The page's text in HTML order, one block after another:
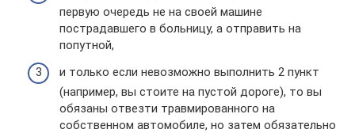
первую очередь не на своей машине
пострадавшего в больницу, а отправить на
попутной,
и только если невозможно выполнить 2 пункт
(например, вы стоите на пустой дороге), то вы
обязаны отвезти травмированного на
собственном автомобиле, но затем обязательно